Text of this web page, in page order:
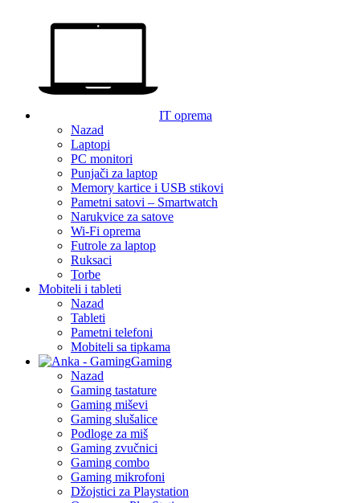
IT oprema
Nazad
Laptopi
PC monitori
Punjači za laptop
Memory kartice i USB stikovi
Pametni satovi – Smartwatch
Narukvice za satove
Wi-Fi oprema
Futrole za laptop
Ruksaci
Torbe
Mobiteli i tableti
Nazad
Tableti
Pametni telefoni
Mobiteli sa tipkama
Gaming
Nazad
Gaming tastature
Gaming miševi
Gaming slušalice
Podloge za miš
Gaming zvučnici
Gaming combo
Gaming mikrofoni
Džojstici za Playstation